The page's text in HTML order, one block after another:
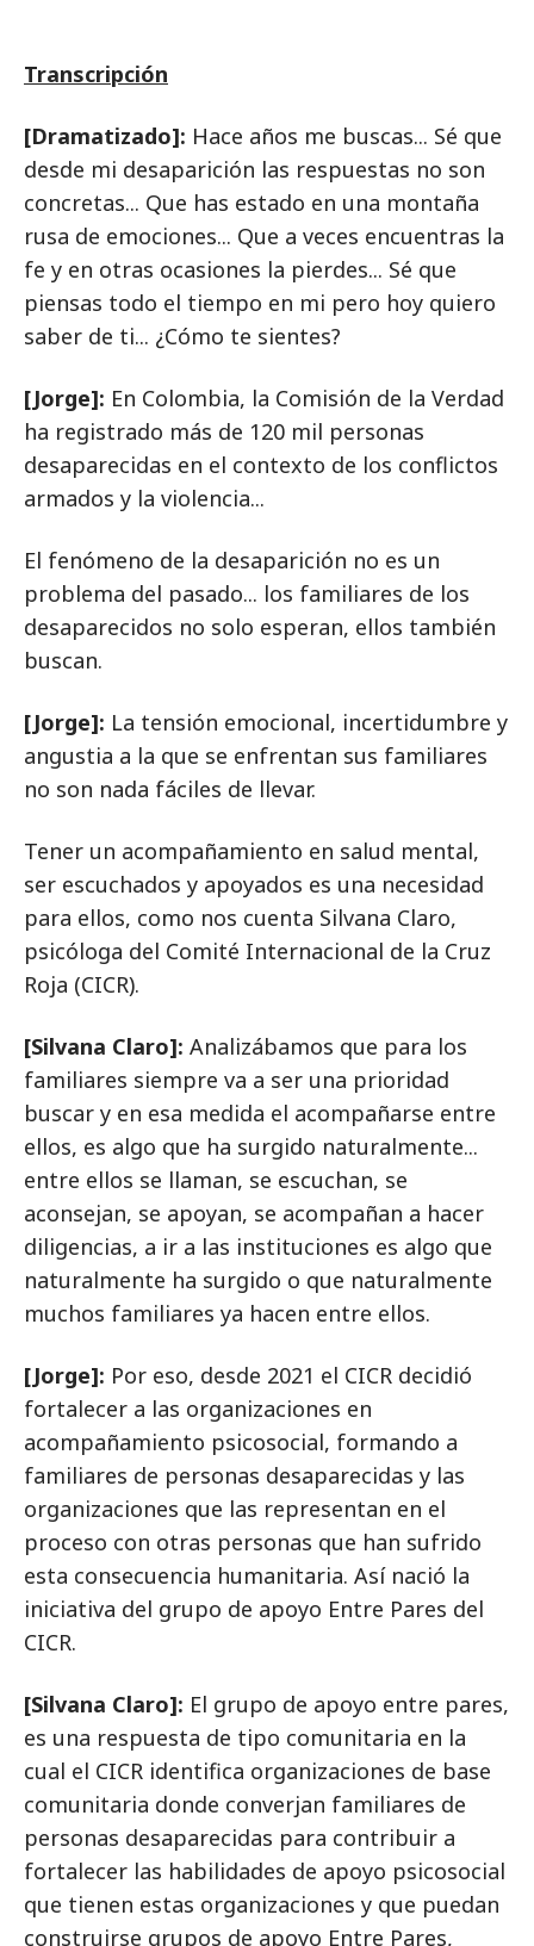
Transcripción
[Dramatizado]: Hace años me buscas... Sé que
desde mi desaparición las respuestas no son
concretas... Que has estado en una montaña
rusa de emociones... Que a veces encuentras la
fe y en otras ocasiones la pierdes... Sé que
piensas todo el tiempo en mi pero hoy quiero
saber de ti... ¿Cómo te sientes?
[Jorge]: En Colombia, la Comisión de la Verdad
ha registrado más de 120 mil personas
desaparecidas en el contexto de los conflictos
armados y la violencia...
El fenómeno de la desaparición no es un
problema del pasado... los familiares de los
desaparecidos no solo esperan, ellos también
buscan.
[Jorge]: La tensión emocional, incertidumbre y
angustia a la que se enfrentan sus familiares
no son nada fáciles de llevar.
Tener un acompañamiento en salud mental,
ser escuchados y apoyados es una necesidad
para ellos, como nos cuenta Silvana Claro,
psicóloga del Comité Internacional de la Cruz
Roja (CICR).
[Silvana Claro]: Analizábamos que para los
familiares siempre va a ser una prioridad
buscar y en esa medida el acompañarse entre
ellos, es algo que ha surgido naturalmente...
entre ellos se llaman, se escuchan, se
aconsejan, se apoyan, se acompañan a hacer
diligencias, a ir a las instituciones es algo que
naturalmente ha surgido o que naturalmente
muchos familiares ya hacen entre ellos.
[Jorge]: Por eso, desde 2021 el CICR decidió
fortalecer a las organizaciones en
acompañamiento psicosocial, formando a
familiares de personas desaparecidas y las
organizaciones que las representan en el
proceso con otras personas que han sufrido
esta consecuencia humanitaria. Así nació la
iniciativa del grupo de apoyo Entre Pares del
CICR.
[Silvana Claro]: El grupo de apoyo entre pares,
es una respuesta de tipo comunitaria en la
cual el CICR identifica organizaciones de base
comunitaria donde converjan familiares de
personas desaparecidas para contribuir a
fortalecer las habilidades de apoyo psicosocial
que tienen estas organizaciones y que puedan
construirse grupos de apoyo Entre Pares,